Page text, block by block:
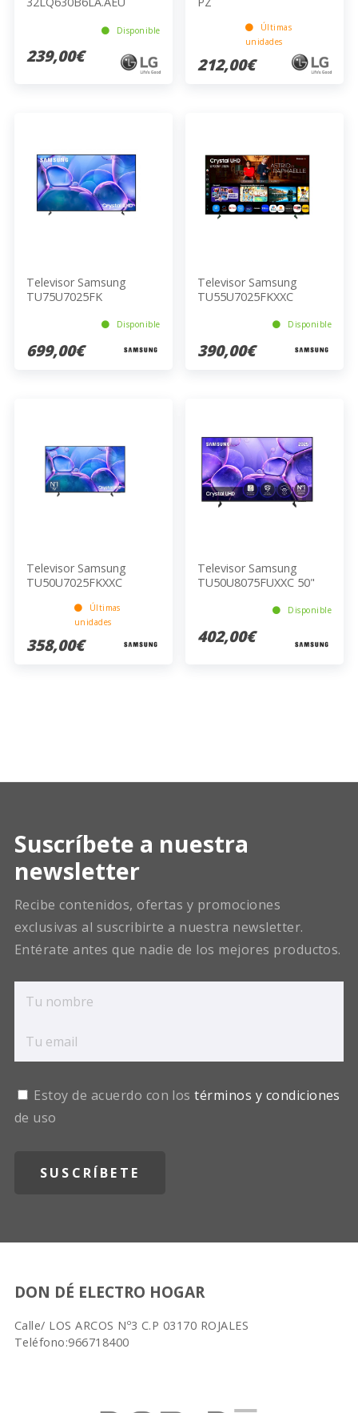
Disponible
239,00€
Últimas
unidades
212,00€
Televisor Samsung
TU75U7025FK
Disponible
699,00€
Televisor Samsung
TU55U7025FKXXC
Disponible
390,00€
Televisor Samsung
TU50U7025FKXXC
Últimas
unidades
358,00€
Televisor Samsung
TU50U8075FUXXC 50"
Disponible
402,00€
Suscríbete a nuestra
newsletter
Recibe contenidos, ofertas y promociones
exclusivas al suscribirte a nuestra newsletter.
Entérate antes que nadie de los mejores productos.
Estoy de acuerdo con lostérminos y condiciones
de uso
DON DÉ ELECTRO HOGAR
Calle/ LOS ARCOS Nº3 C.P 03170 ROJALES
Teléfono:966718400